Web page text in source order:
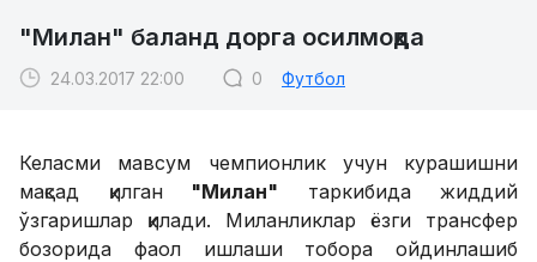
"Милан" баланд дорга осилмоқда
24.03.2017 22:00 0 Футбол
Келасми мавсум чемпионлик учун курашишни
мақсад қилган"Милан" таркибида жиддий
ўзгаришлар қилади. Миланликлар ёзги трансфер
бозорида фаол ишлаши тобора ойдинлашиб